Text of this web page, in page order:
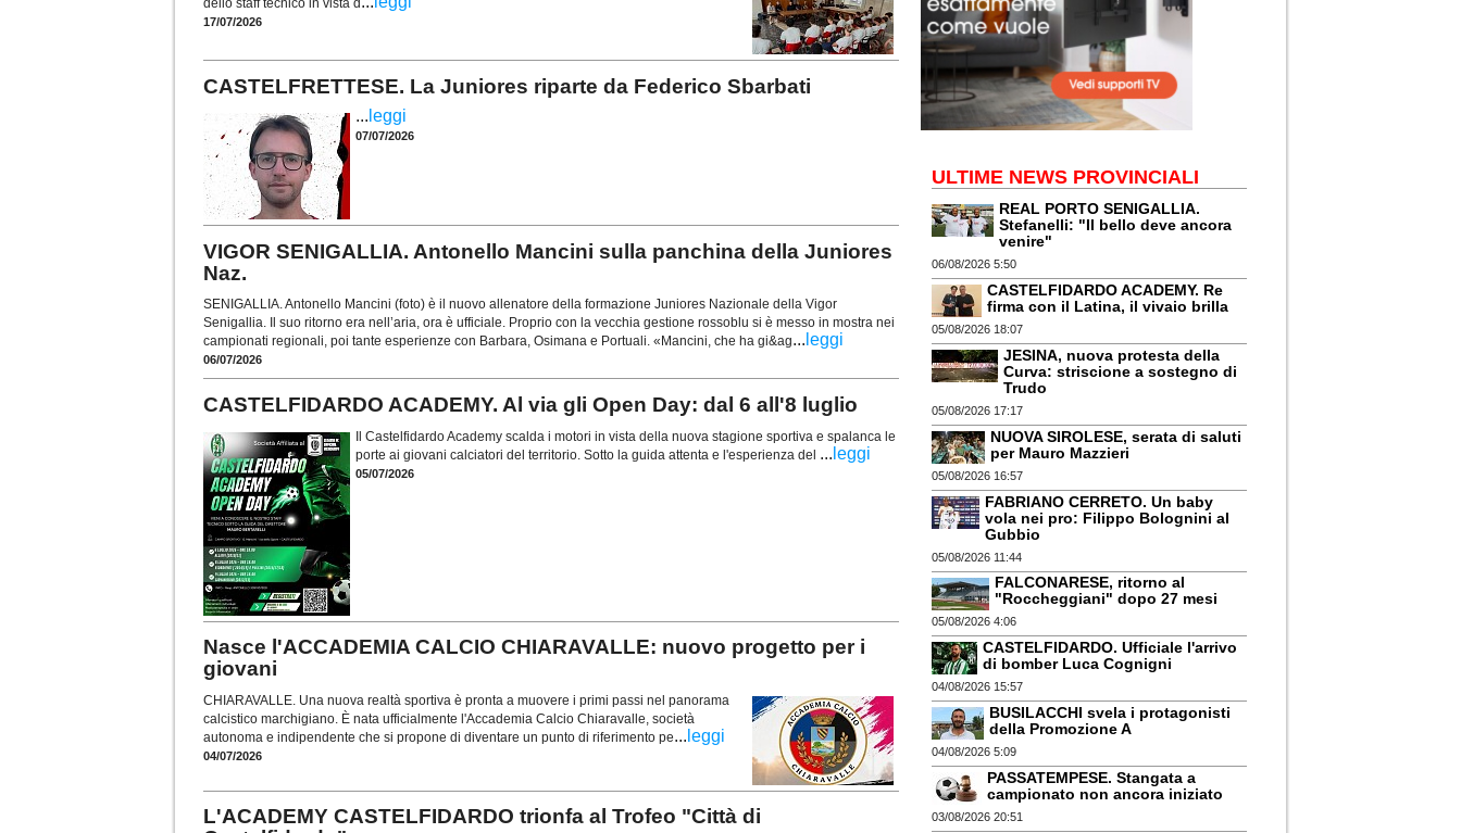
dello staff tecnico in vista d
17/07/2026
CASTELFRETTESE. La Juniores riparte da Federico Sbarbati
... leggi
07/07/2026
VIGOR SENIGALLIA. Antonello Mancini sulla panchina della Juniores
Naz.
SENIGALLIA. Antonello Mancini (foto) è il nuovo allenatore della formazione Juniores Nazionale della Vigor
Senigallia. Il suo ritorno era nell’aria, ora è ufficiale. Proprio con la vecchia gestione rossoblu si è messo in mostra nei
campionati regionali, poi tante esperienze con Barbara, Osimana e Portuali. «Mancini, che ha gi&ag... leggi
06/07/2026
CASTELFIDARDO ACADEMY. Al via gli Open Day: dal 6 all'8 luglio
Il Castelfidardo Academy scalda i motori in vista della nuova stagione sportiva e spalanca le
porte ai giovani calciatori del territorio. Sotto la guida attenta e l'esperienza del ... leggi
05/07/2026
Nasce l'ACCADEMIA CALCIO CHIARAVALLE: nuovo progetto per i
giovani
CHIARAVALLE. Una nuova realtà sportiva è pronta a muovere i primi passi nel panorama
calcistico marchigiano. È nata ufficialmente l'Accademia Calcio Chiaravalle, società
autonoma e indipendente che si propone di diventare un punto di riferimento pe... leggi
04/07/2026
L'ACADEMY CASTELFIDARDO trionfa al Trofeo "Città di
ULTIME NEWS PROVINCIALI
REAL PORTO SENIGALLIA.
Stefanelli: "Il bello deve ancora
venire"
06/08/2026 5:50
CASTELFIDARDO ACADEMY. Re
firma con il Latina, il vivaio brilla
05/08/2026 18:07
JESINA, nuova protesta della
Curva: striscione a sostegno di
Trudo
05/08/2026 17:17
NUOVA SIROLESE, serata di saluti
per Mauro Mazzieri
05/08/2026 16:57
FABRIANO CERRETO. Un baby
vola nei pro: Filippo Bolognini al
Gubbio
05/08/2026 11:44
FALCONARESE, ritorno al
"Roccheggiani" dopo 27 mesi
05/08/2026 4:06
CASTELFIDARDO. Ufficiale l'arrivo
di bomber Luca Cognigni
04/08/2026 15:57
BUSILACCHI svela i protagonisti
della Promozione A
04/08/2026 5:09
PASSATEMPESE. Stangata a
campionato non ancora iniziato
03/08/2026 20:51